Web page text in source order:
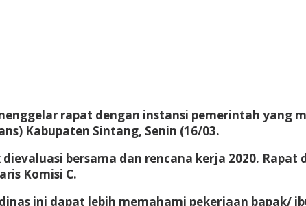
rapat dengan instansi pemerintah yang
Kabupaten Sintang, Senin (16/03.
bersama dan rencana kerja 2020. Rapat
Komisi C.
ini dapat lebih memahami pekerjaan bapak/